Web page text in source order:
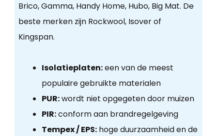
Brico, Gamma, Handy Home, Hubo, Big Mat. De
beste merken zijn Rockwool, Isover of
Kingspan.
Isolatieplaten:een van de meest
populaire gebruikte materialen
PUR:wordt niet opgegeten door muizen
PIR:conform aan brandregelgeving
Tempex / EPS:hoge duurzaamheid en de